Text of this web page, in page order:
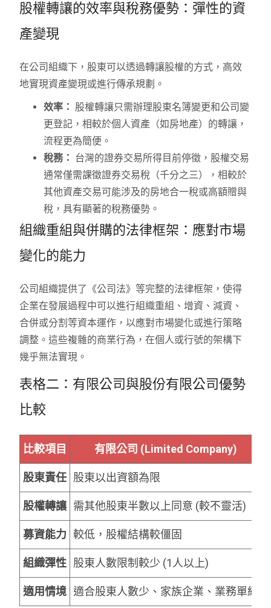
股權轉讓的效率與稅務優勢：彈性的資
產變現
在公司組織下，股東可以透過轉讓股權的方式，高效
地實現資產變現或進行傳承規劃。
效率： 股權轉讓只需辦理股東名簿變更和公司變
更登記，相較於個人資產（如房地產）的轉讓，
流程更為簡便。
稅務： 台灣的證券交易所得目前停徵，股權交易
通常僅需課徵證券交易稅（千分之三），相較於
其他資產交易可能涉及的房地合一稅或高額贈與
稅，具有顯著的稅務優勢。
組織重組與併購的法律框架：應對市場
變化的能力
公司組織提供了《公司法》等完整的法律框架，使得
企業在發展過程中可以進行組織重組、增資、減資、
合併或分割等資本運作，以應對市場變化或進行策略
調整。這些複雜的商業行為，在個人或行號的架構下
幾乎無法實現。
表格二：有限公司與股份有限公司優勢
比較
比較項目 有限公司 (Limited Company)
股東責任 股東以出資額為限
股權轉讓 需其他股東半數以上同意 (較不靈活)
募資能力 較低，股權結構較僵固
組織彈性 股東人數限制較少 (1人以上)
適用情境 適合股東人數少、家族企業、業務單純